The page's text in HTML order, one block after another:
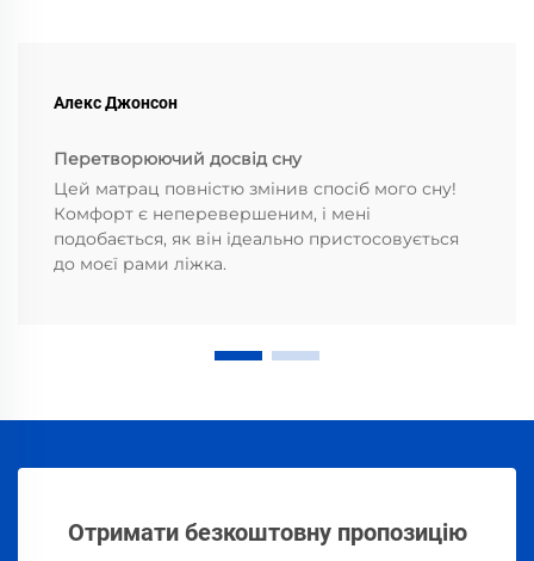
Алекс Джонсон
Перетворюючий досвід сну
Цей матрац повністю змінив спосіб мого сну!
Комфорт є неперевершеним, і мені
подобається, як він ідеально пристосовується
до моєї рами ліжка.
Отримати безкоштовну пропозицію